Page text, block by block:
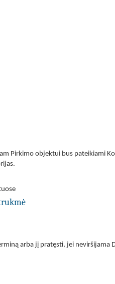
Pirkimo objektui bus pateikiami
arba jį pratęsti, jei neviršijama